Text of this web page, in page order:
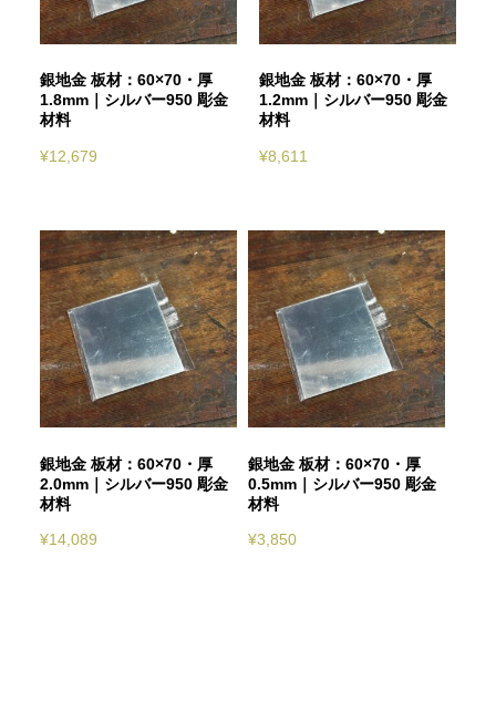
銀地金 板材：60×70・厚
1.8mm｜シルバー950 彫金
材料
¥12,679
銀地金 板材：60×70・厚
1.2mm｜シルバー950 彫金
材料
¥8,611
銀地金 板材：60×70・厚
2.0mm｜シルバー950 彫金
材料
¥14,089
銀地金 板材：60×70・厚
0.5mm｜シルバー950 彫金
材料
¥3,850